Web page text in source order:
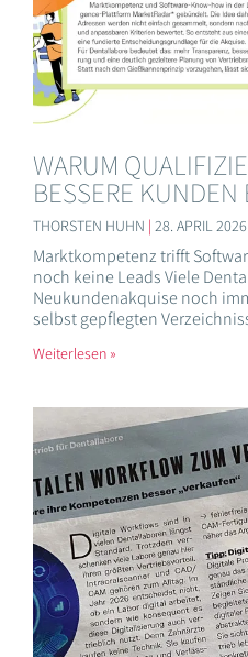
WARUM
BESSERE KUNDEN
THORSTEN HUHN 28. APRIL 2026
Marktkompetenz trifft
noch keine Leads Viele
Neukundenakquise noch
selbst gepflegten
Weiterlesen »